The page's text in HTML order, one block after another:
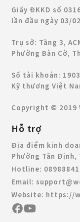
Giấy ĐKKD số
lần đầu ngày 03/
Trụ sở: Tầng 3,
Phường Bàn Cờ,
Số tài khoản:
Kỹ thương Việt
Copyright © 2019
Hỗ trợ
Địa điểm kinh
Phường Tân Định,
Hotline:
Email:
Website: https://